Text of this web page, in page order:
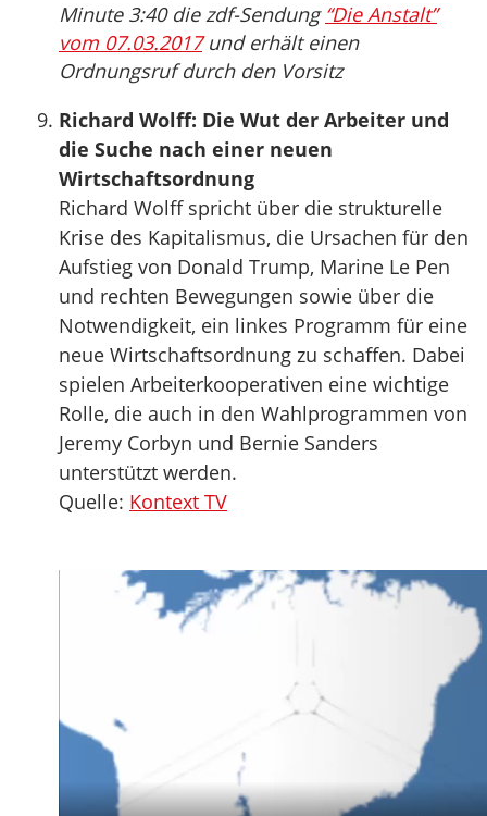
Minute 3:40 die zdf-Sendung “Die Anstalt”
vom 07.03.2017und erhält einen
Ordnungsruf durch den Vorsitz
Richard Wolff: Die Wut der Arbeiter und
die Suche nach einer neuen
Wirtschaftsordnung
Richard Wolff spricht über die strukturelle
Krise des Kapitalismus, die Ursachen für den
Aufstieg von Donald Trump, Marine Le Pen
und rechten Bewegungen sowie über die
Notwendigkeit, ein linkes Programm für eine
neue Wirtschaftsordnung zu schaffen. Dabei
spielen Arbeiterkooperativen eine wichtige
Rolle, die auch in den Wahlprogrammen von
Jeremy Corbyn und Bernie Sanders
unterstützt werden.
Quelle: Kontext TV